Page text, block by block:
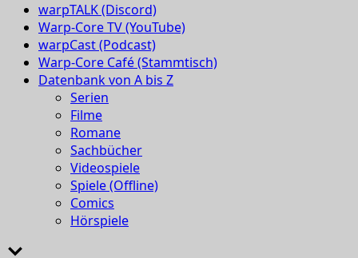
warpTALK (Discord)
Warp-Core TV (YouTube)
warpCast (Podcast)
Warp-Core Café (Stammtisch)
Datenbank von A bis Z
Serien
Filme
Romane
Sachbücher
Videospiele
Spiele (Offline)
Comics
Hörspiele